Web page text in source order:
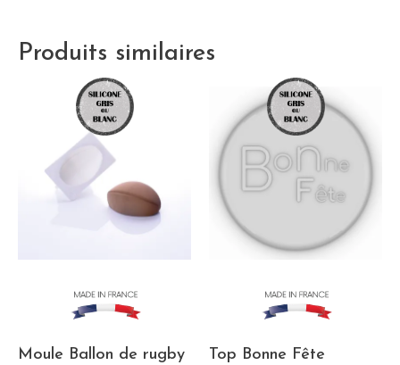
Produits similaires
Moule Ballon de rugby Top Bonne Fête